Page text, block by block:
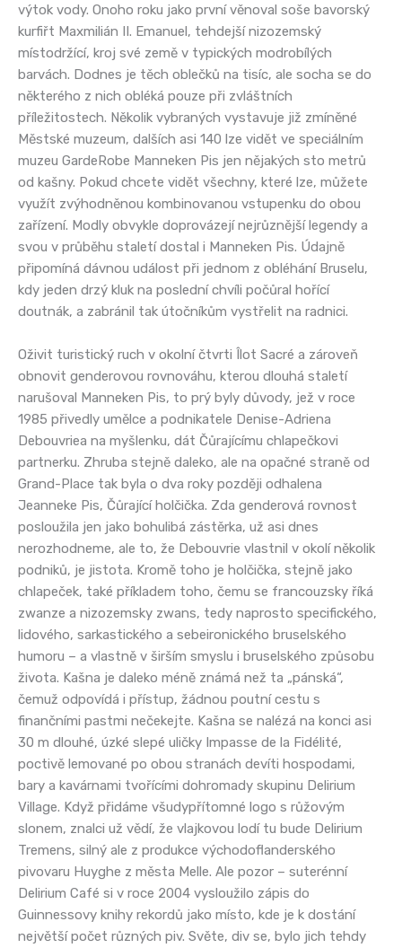
výtok vody. Onoho roku jako první věnoval soše bavorský
kurfiřt Maxmilián II. Emanuel, tehdejší nizozemský
místodržící, kroj své země v typických modrobílých
barvách. Dodnes je těch oblečků na tisíc, ale socha se do
některého z nich obléká pouze při zvláštních
příležitostech. Několik vybraných vystavuje již zmíněné
Městské muzeum, dalších asi 140 lze vidět ve speciálním
muzeu GardeRobe Manneken Pis jen nějakých sto metrů
od kašny. Pokud chcete vidět všechny, které lze, můžete
využít zvýhodněnou kombinovanou vstupenku do obou
zařízení. Modly obvykle doprovázejí nejrůznější legendy a
svou v průběhu staletí dostal i Manneken Pis. Údajně
připomíná dávnou událost při jednom z obléhání Bruselu,
kdy jeden drzý kluk na poslední chvíli počůral hořící
doutnák, a zabránil tak útočníkům vystřelit na radnici.
Oživit turistický ruch v okolní čtvrti Îlot Sacré a zároveň
obnovit genderovou rovnováhu, kterou dlouhá staletí
narušoval Manneken Pis, to prý byly důvody, jež v roce
1985 přivedly umělce a podnikatele Denise-Adriena
Debouvriea na myšlenku, dát Čůrajícímu chlapečkovi
partnerku. Zhruba stejně daleko, ale na opačné straně od
Grand-Place tak byla o dva roky později odhalena
Jeanneke Pis, Čůrající holčička. Zda genderová rovnost
posloužila jen jako bohulibá zástěrka, už asi dnes
nerozhodneme, ale to, že Debouvrie vlastnil v okolí několik
podniků, je jistota. Kromě toho je holčička, stejně jako
chlapeček, také příkladem toho, čemu se francouzsky říká
zwanze a nizozemsky zwans, tedy naprosto specifického,
lidového, sarkastického a sebeironického bruselského
humoru – a vlastně v širším smyslu i bruselského způsobu
života. Kašna je daleko méně známá než ta „pánská“,
čemuž odpovídá i přístup, žádnou poutní cestu s
finančními pastmi nečekejte. Kašna se nalézá na konci asi
30 m dlouhé, úzké slepé uličky Impasse de la Fidélité,
poctivě lemované po obou stranách devíti hospodami,
bary a kavárnami tvořícími dohromady skupinu Delirium
Village. Když přidáme všudypřítomné logo s růžovým
slonem, znalci už vědí, že vlajkovou lodí tu bude Delirium
Tremens, silný ale z produkce východoflanderského
pivovaru Huyghe z města Melle. Ale pozor – suterénní
Delirium Café si v roce 2004 vysloužilo zápis do
Guinnessovy knihy rekordů jako místo, kde je k dostání
největší počet různých piv. Světe, div se, bylo jich tehdy